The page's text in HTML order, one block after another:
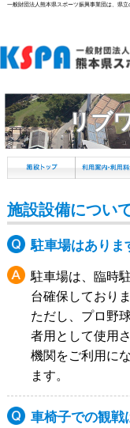
一般財団法人熊本県スポーツ振興事業団は、県
リブ
施設設備につい
駐車場はありま
駐車場は、臨時
台確保しておりま
ただし、プロ野
者用として使用
機関をご利用に
ます。
車椅子での観戦